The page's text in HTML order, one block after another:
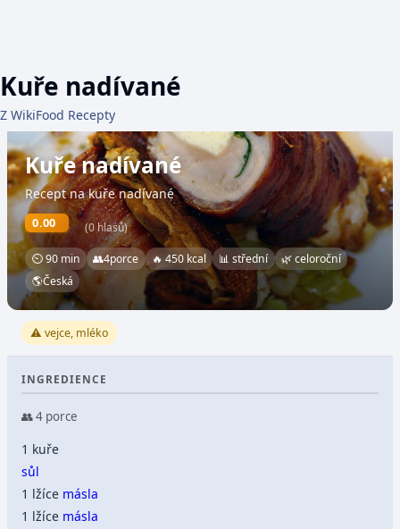
Kuře nadívané
Z WikiFood Recepty
Kuře nadívané
Recept na kuře nadívané
0.00 (0 hlasů)
⏲ 90 min 👥4porce 🔥 450 kcal 📊 střední
🌿 celoroční
🌎Česká
⚠️ vejce, mléko
INGREDIENCE
👥 4 porce
1 kuře
sůl
1 lžíce másla
1 lžíce másla